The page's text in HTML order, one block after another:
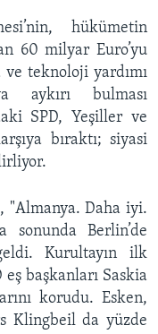
hükümetin
60 milyar Euro’yu
teknoloji yardımı
aykırı bulması
SPD, Yeşiller ve
bıraktı; siyasi
"Almanya. Daha iyi.
sonunda Berlin’de
Kurultayın ilk
başkanları Saskia
korudu. Esken,
Klingbeil da yüzde